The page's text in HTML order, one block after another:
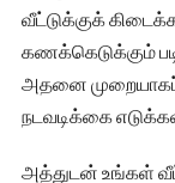
வீட்டுக்குக்
கணக்கெடுக்கும்
அதனை முறையாகப்
நடவடிக்கை
அத்துடன் உங்கள்